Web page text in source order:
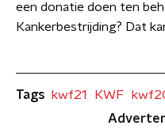
een donatie doen ten
Kankerbestrijding? Dat
Tags kwf21 KWF